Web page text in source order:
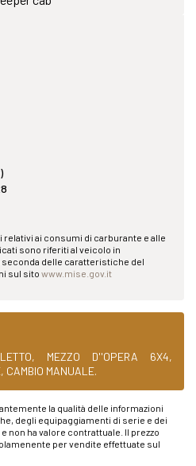
relativi ai consumi di carburante e alle
sono riferiti al veicolo in
delle caratteristiche del
sul sito www.mise.gov.it
MEZZO D''OPERA 6X4,
CAMBIO MANUALE.
la qualità delle informazioni
degli equipaggiamenti di serie e dei
non ha valore contrattuale. Il prezzo
per vendite effettuate sul